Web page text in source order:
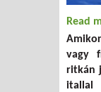
Read
vagy
ritkán